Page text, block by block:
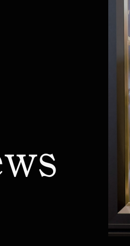
ト対応方針
ーおよび画像等、す
エステプロ・ラボ 新
エステプロ・ラボ
エステプロ・ラボ
エステプロ・ラボ
エステプロ・ラボ
エステプロ・ラボ